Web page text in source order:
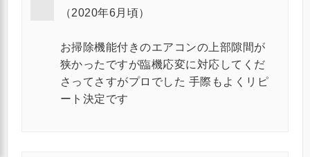
（2020年6月頃）
お掃除機能付きのエアコンの上部隙間が
狭かったですが臨機応変に対応してくだ
さってさすがプロでした 手際もよくリピ
ート決定です